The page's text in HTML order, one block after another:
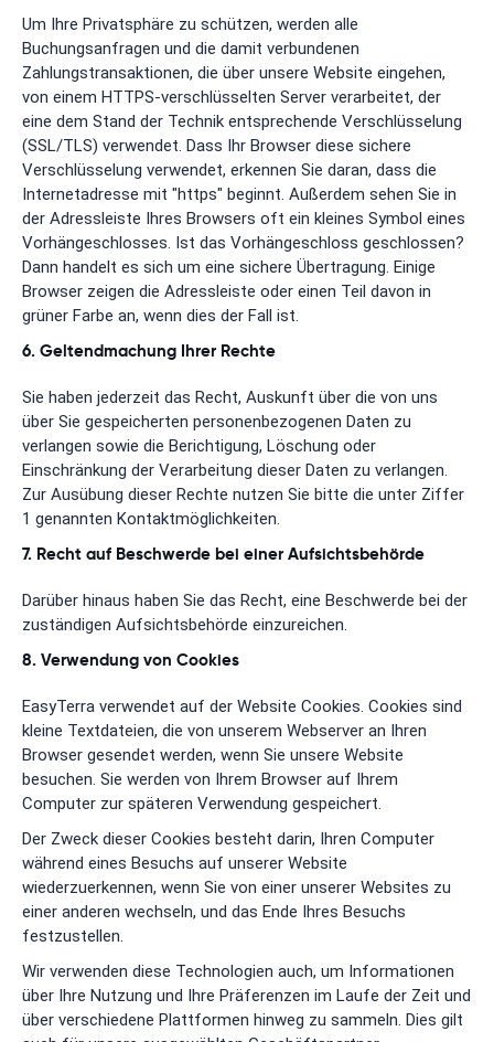
Um Ihre Privatsphäre zu schützen, werden alle
Buchungsanfragen und die damit verbundenen
Zahlungstransaktionen, die über unsere Website eingehen,
von einem HTTPS-verschlüsselten Server verarbeitet, der
eine dem Stand der Technik entsprechende Verschlüsselung
(SSL/TLS) verwendet. Dass Ihr Browser diese sichere
Verschlüsselung verwendet, erkennen Sie daran, dass die
Internetadresse mit "https" beginnt. Außerdem sehen Sie in
der Adressleiste Ihres Browsers oft ein kleines Symbol eines
Vorhängeschlosses. Ist das Vorhängeschloss geschlossen?
Dann handelt es sich um eine sichere Übertragung. Einige
Browser zeigen die Adressleiste oder einen Teil davon in
grüner Farbe an, wenn dies der Fall ist.
6. Geltendmachung Ihrer Rechte
Sie haben jederzeit das Recht, Auskunft über die von uns
über Sie gespeicherten personenbezogenen Daten zu
verlangen sowie die Berichtigung, Löschung oder
Einschränkung der Verarbeitung dieser Daten zu verlangen.
Zur Ausübung dieser Rechte nutzen Sie bitte die unter Ziffer
1 genannten Kontaktmöglichkeiten.
7. Recht auf Beschwerde bei einer Aufsichtsbehörde
Darüber hinaus haben Sie das Recht, eine Beschwerde bei der
zuständigen Aufsichtsbehörde einzureichen.
8. Verwendung von Cookies
EasyTerra verwendet auf der Website Cookies. Cookies sind
kleine Textdateien, die von unserem Webserver an Ihren
Browser gesendet werden, wenn Sie unsere Website
besuchen. Sie werden von Ihrem Browser auf Ihrem
Computer zur späteren Verwendung gespeichert.
Der Zweck dieser Cookies besteht darin, Ihren Computer
während eines Besuchs auf unserer Website
wiederzuerkennen, wenn Sie von einer unserer Websites zu
einer anderen wechseln, und das Ende Ihres Besuchs
festzustellen.
Wir verwenden diese Technologien auch, um Informationen
über Ihre Nutzung und Ihre Präferenzen im Laufe der Zeit und
über verschiedene Plattformen hinweg zu sammeln. Dies gilt